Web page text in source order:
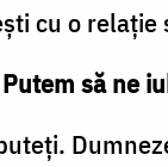
cu o
să ne